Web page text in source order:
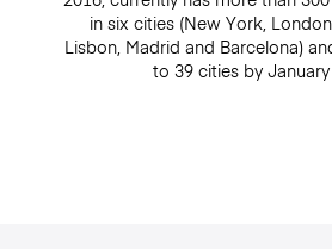
in six cities (New York,
Lisbon, Madrid and Barcelona)
to 39 cities by